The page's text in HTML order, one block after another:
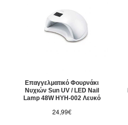
Επαγγελματικό Φουρνάκι
Νυχιών Sun UV / LED Nail
Lamp 48W HYH-002 Λευκό
24,99€